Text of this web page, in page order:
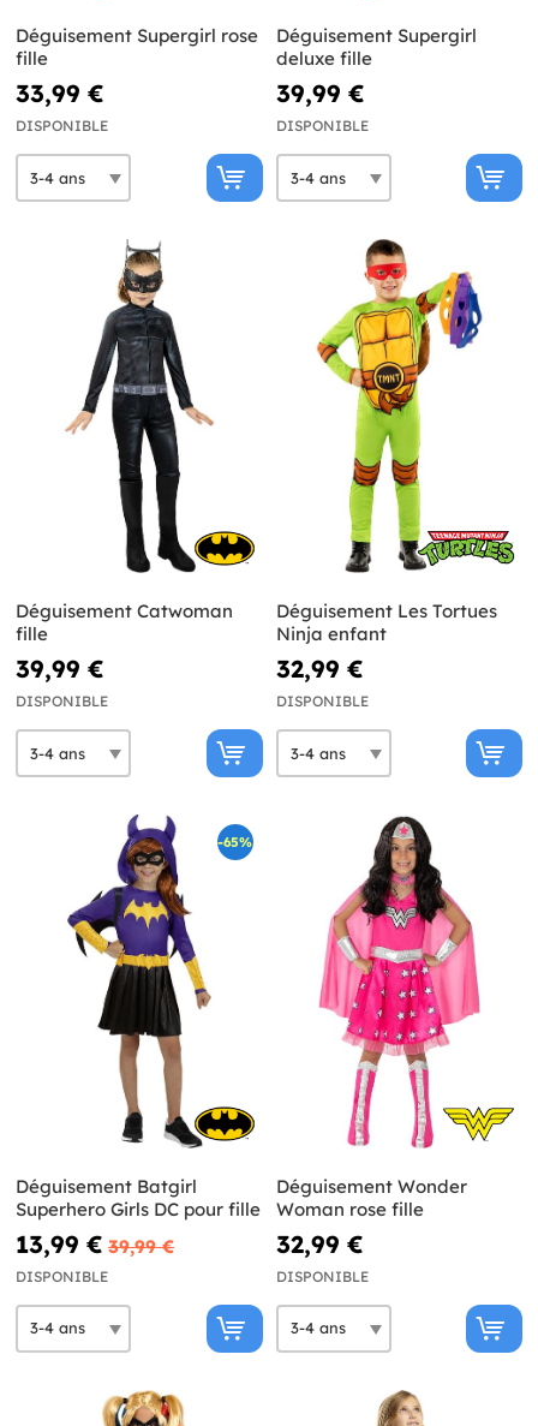
Déguisement Supergirl rose
fille
33,99 €
DISPONIBLE
Déguisement Supergirl
deluxe fille
39,99 €
DISPONIBLE
Déguisement Catwoman
fille
39,99 €
DISPONIBLE
Déguisement Les Tortues
Ninja enfant
32,99 €
DISPONIBLE
-65%
Déguisement Batgirl
Superhero Girls DC pour fille
13,99 € 39,99 €
DISPONIBLE
Déguisement Wonder
Woman rose fille
32,99 €
DISPONIBLE